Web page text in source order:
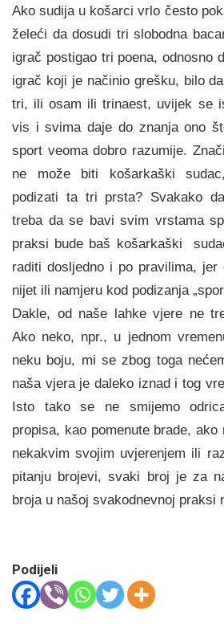
Ako sudija u košarci vrlo često
želeći da dosudi tri slobodna
igrač postigao tri poena, odnosno
igrač koji je načinio grešku, bilo
tri, ili osam ili trinaest, uvijek se
vis i svima daje do znanja ono
sport veoma dobro razumije.
ne može biti košarkaški
podizati ta tri prsta? Svakako
treba da se bavi svim vrstama
praksi bude baš košarkaški
raditi dosljedno i po pravilima, jer
nijet ili namjeru kod podizanja
Dakle, od naše lahke vjere ne
Ako neko, npr., u jednom
neku boju, mi se zbog toga
naša vjera je daleko iznad i tog
Isto tako se ne smijemo
propisa, kao pomenute brade,
nekakvim svojim uvjerenjem ili
pitanju brojevi, svaki broj je za
broja u našoj svakodnevnoj praksi
Podijeli